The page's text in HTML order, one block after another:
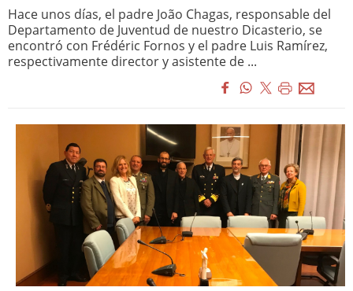
Hace unos días, el padre João Chagas, responsable del
Departamento de Juventud de nuestro Dicasterio, se
encontró con Frédéric Fornos y el padre Luis Ramírez,
respectivamente director y asistente de ...